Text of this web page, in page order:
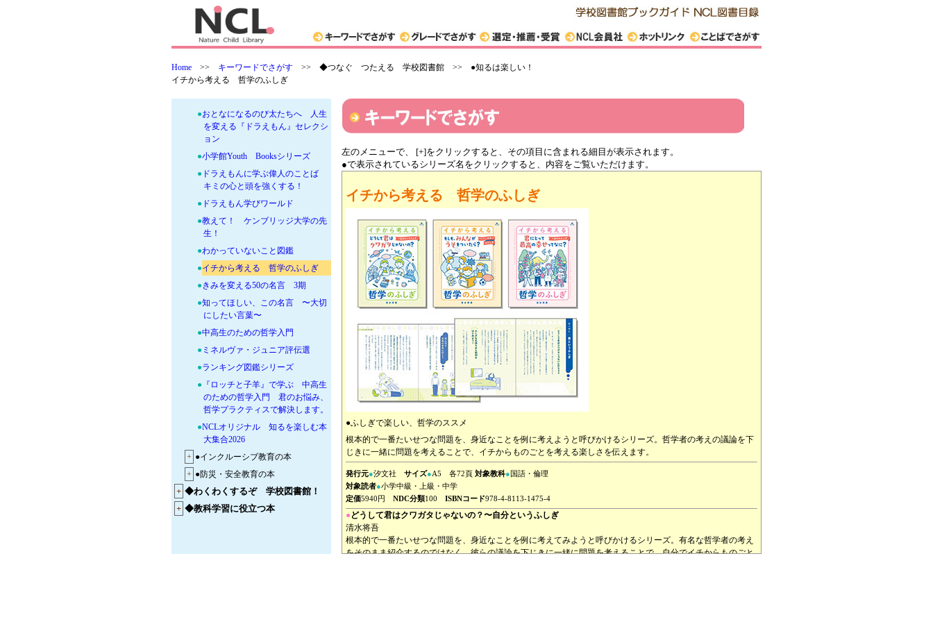
Home >> キーワードでさがす >> ◆つなぐ つたえる 学校図書館 >> ●知るは楽しい！
イチから考える 哲学のふしぎ
●一冊でつかむリベラルアーツシリ
ーズ PART2
●世界基準の教養 for ティーンズ
●一冊でつかむリベラルアーツシリ
ーズ PART3
●イラスト学問図鑑シリーズセット
●おとなになるのび太たちへ 人生
を変える『ドラえもん』セレクシ
ョン
●小学館Youth Booksシリーズ
●ドラえもんに学ぶ偉人のことば
キミの心と頭を強くする！
●ドラえもん学びワールド
●教えて！ ケンブリッジ大学の先
生！
●わかっていないこと図鑑
●イチから考える 哲学のふしぎ
●きみを変える50の名言 3期
●知ってほしい、この名言 〜大切
にしたい言葉〜
●中高生のための哲学入門
●ミネルヴァ・ジュニア評伝選
●ランキング図鑑シリーズ
●『ロッチと子羊』で学ぶ 中高生
のための哲学入門 君のお悩み、
哲学プラクティスで解決します。
●NCLオリジナル 知るを楽しむ本
大集合2026
+ ●インクルーシブ教育の本
+ ●防災・安全教育の本
+ ◆わくわくするぞ 学校図書館！
+ ◆教科学習に役立つ本
左のメニューで、 [+]をクリックすると、その項目に含まれる細目が表示されます。
●で表示されているシリーズ名をクリックすると、内容をご覧いただけます。
イチから考える 哲学のふしぎ
●ふしぎで楽しい、哲学のススメ
根本的で一番たいせつな問題を、身近なことを例に考えようと呼びかけるシリーズ。哲学者の考えの議論を下
じきに一緒に問題を考えることで、イチからものごとを考える楽しさを伝えます。
発行元●汐文社 サイズ●A5 各72頁 対象教科● 国語・倫理
対象読者●小学中級・上級・中学
定価5940円 NDC分類100 ISBNコード978-4-8113-1475-4
● どうして君はクワガタじゃないの？〜自分というふしぎ
清水将吾
根本的で一番たいせつな問題を、身近なことを例に考えてみようと呼びかけるシリーズ。有名な哲学者の考え
をそのまま紹介するのではなく、彼らの議論を下じきに一緒に問題を考えることで、自分でイチからものごと